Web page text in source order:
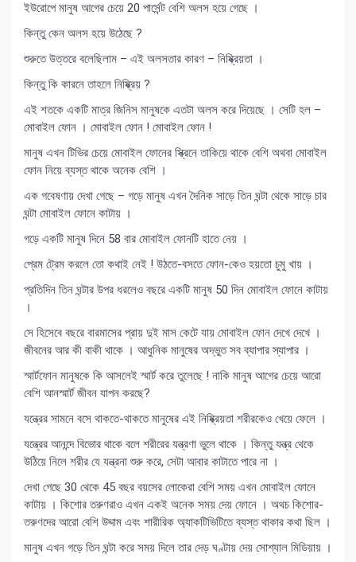
ইউরোপে মানুষ আগের চেয়ে 20 পার্সেন্ট বেশি অলস হয়ে গেছে ।
কিন্তু কেন অলস হয়ে উঠেছে ?
শুরুতে উত্তরে বলেছিলাম – এই অলসতার কারণ – নিষ্ক্রিয়তা ।
কিন্তু কি কারনে তাহলে নিষ্ক্রিয় ?
এই শতকে একটি মাত্র জিনিস মানুষকে এতটা অলস করে দিয়েছে । সেটি হল –
মোবাইল ফোন । মোবাইল ফোন ! মোবাইল ফোন !
মানুষ এখন টিভির চেয়ে মোবাইল ফোনের স্ক্রিনে তাকিয়ে থাকে বেশি অথবা মোবাইল
ফোন নিয়ে ব্যস্ত থাকে অনেক বেশি ।
এক গবেষণায় দেখা গেছে – গড়ে মানুষ এখন দৈনিক সাড়ে তিন ঘন্টা থেকে সাড়ে চার
ঘন্টা মোবাইল ফোনে কাটায় ।
গড়ে একটি মানুষ দিনে 58 বার মোবাইল ফোনটি হাতে নেয় ।
প্রেম ট্রেম করলে তো কথাই নেই ! উঠতে-বসতে ফোন-কেও হয়তো চুমু খায় ।
প্রতিদিন তিন ঘন্টার উপর ধরলেও বছরে একটি মানুষ 50 দিন মোবাইল ফোনে কাটায়
।
সে হিসেবে বছরে বারমাসের প্রায় দুই মাস কেটে যায় মোবাইল ফোন দেখে দেখে ।
জীবনের আর কী বাকী থাকে । আধুনিক মানুষের অদ্ভুত সব ব্যাপার স্যাপার ।
স্মার্টফোন মানুষকে কি আসলেই স্মার্ট করে তুলেছে ! নাকি মানুষ আগের চেয়ে আরো
বেশি আনস্মার্ট জীবন যাপন করছে?
যন্ত্রের সামনে বসে থাকতে-থাকতে মানুষের এই নিষ্ক্রিয়তা শরীরকেও খেয়ে ফেলে ।
যন্ত্রের আনন্দে বিভোর থাকে বলে শরীরের যন্ত্রণা ভুলে থাকে । কিন্তু যন্ত্র থেকে
উঠিয়ে নিলে শরীর যে যন্ত্রনা শুরু করে, সেটা আবার কাটাতে পারে না ।
দেখা গেছে 30 থেকে 45 বছর বয়সের লোকেরা বেশি সময় এখন মোবাইল ফোনে
কাটায় । কিশোর তরুণরাও এখন একই অনেক সময় দেয় ফোনে । অথচ কিশোর-
তরুণদের আরো বেশি উদ্দাম এবং শারীরিক অ্যাকটিভিটিতে ব্যস্ত থাকার কথা ছিল ।
মানুষ এখন গড়ে তিন ঘন্টা করে সময় দিলে তার দেড় ঘণ্টায় দেয় সোশ্যাল মিডিয়ায় ।